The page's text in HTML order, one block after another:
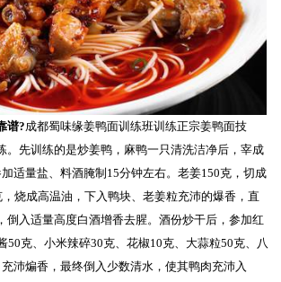
谱?成都蜀味缘姜鸭面训练班训练正宗姜鸭面技
。先训练的是炒姜鸭，麻鸭一只清洗洁净后，宰成
适量盐、料酒腌制15分钟左右。老姜150克，切成
烧成高温油，下入鸭块、老姜粒充沛的爆香，直
倒入适量高度白酒增香去腥。酒份炒干后，参加红
50克、小米辣碎30克、花椒10克、大蒜粒50克、八
沛煸香，最终倒入少数清水，使其鸭肉充沛入